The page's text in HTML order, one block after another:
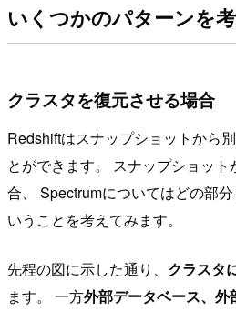
いくつかのパターンを
クラスタを復元させる場合
Redshiftはスナップショットから
とができます。 スナップショッ
合、 Spectrumについてはどの部
いうことを考えてみます。
先程の図に示した通り、 クラスタ
ます。 一方外部データベース、